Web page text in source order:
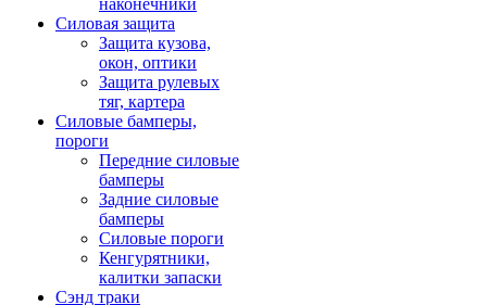
наконечники
Силовая защита
Защита кузова,
окон, оптики
Защита рулевых
тяг, картера
Силовые бамперы,
пороги
Передние силовые
бамперы
Задние силовые
бамперы
Силовые пороги
Кенгурятники,
калитки запаски
Сэнд траки